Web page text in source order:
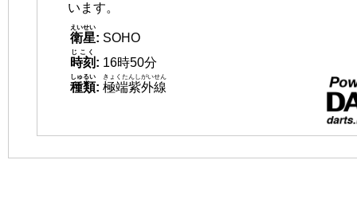
います。
衛星
えいせい
: SOHO
時刻
じこく
: 16時50分
種類
しゅるい
: 極端紫外線
きょくたんしがいせん